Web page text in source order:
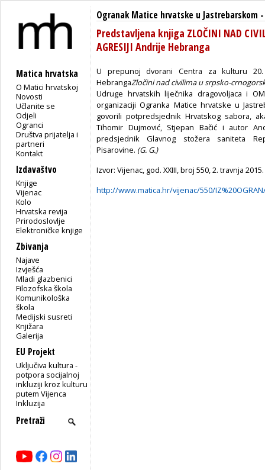
Matica hrvatska
O Matici hrvatskoj
Novosti
Učlanite se
Odjeli
Ogranci
Društva prijatelja i
partneri
Kontakt
Izdavaštvo
Knjige
Vijenac
Kolo
Hrvatska revija
Prirodoslovlje
Elektroničke knjige
Zbivanja
Najave
Izvješća
Mladi glazbenici
Filozofska škola
Komunikološka
škola
Medijski susreti
Knjižara
Galerija
EU Projekt
Uključiva kultura -
potpora socijalnoj
inkluziji kroz kulturu
putem Vijenca
Inkluzija
Ogranak Matice hrvatske u Jastrebarskom
Predstavljena knjiga ZLOČINI NAD
AGRESIJI Andrije Hebranga
U prepunoj dvorani Centra za kulturu
HebrangaZločini nad civilima u srpsko-
Udruge hrvatskih liječnika dragovoljaca i
organizaciji Ogranka Matice hrvatske u
govorili potpredsjednik Hrvatskog sabora,
Tihomir Dujmović, Stjepan Bačić i autor
predsjednik Glavnog stožera saniteta
Pisarovine. (G. G.)
Izvor: Vijenac, god. XXIII, broj 550, 2. travnja 2015.
http://www.matica.hr/vijenac/550/